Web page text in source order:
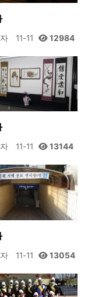
11-11 12984
11-11 13144
11-11 13054